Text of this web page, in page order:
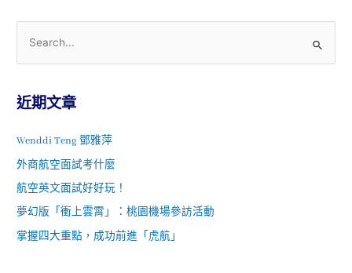
近期文章
Wenddi Teng 鄧雅萍
外商航空面試考什麼
航空英文面試好好玩！
夢幻版「衝上雲霄」：桃園機場參訪活動
掌握四大重點，成功前進「虎航」